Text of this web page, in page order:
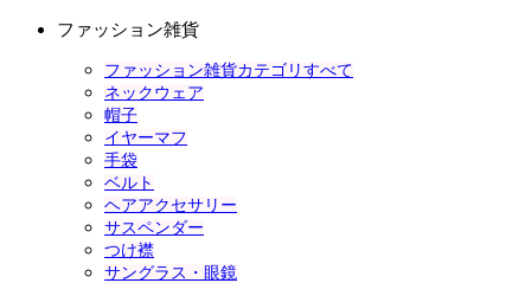
ファッション雑貨
ファッション雑貨カテゴリすべて
ネックウェア
帽子
イヤーマフ
手袋
ベルト
ヘアアクセサリー
サスペンダー
つけ襟
サングラス・眼鏡